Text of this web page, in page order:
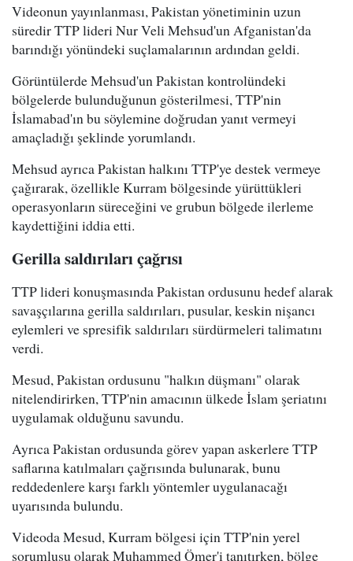
Videonun yayınlanması, Pakistan yönetiminin uzun
süredir TTP lideri Nur Veli Mehsud'un Afganistan'da
barındığı yönündeki suçlamalarının ardından geldi.
Görüntülerde Mehsud'un Pakistan kontrolündeki
bölgelerde bulunduğunun gösterilmesi, TTP'nin
İslamabad'ın bu söylemine doğrudan yanıt vermeyi
amaçladığı şeklinde yorumlandı.
Mehsud ayrıca Pakistan halkını TTP'ye destek vermeye
çağırarak, özellikle Kurram bölgesinde yürüttükleri
operasyonların süreceğini ve grubun bölgede ilerleme
kaydettiğini iddia etti.
Gerilla saldırıları çağrısı
TTP lideri konuşmasında Pakistan ordusunu hedef alarak
savaşçılarına gerilla saldırıları, pusular, keskin nişancı
eylemleri ve spresifik saldırıları sürdürmeleri talimatını
verdi.
Mesud, Pakistan ordusunu "halkın düşmanı" olarak
nitelendirirken, TTP'nin amacının ülkede İslam şeriatını
uygulamak olduğunu savundu.
Ayrıca Pakistan ordusunda görev yapan askerlere TTP
saflarına katılmaları çağrısında bulunarak, bunu
reddedenlere karşı farklı yöntemler uygulanacağı
uyarısında bulundu.
Videoda Mesud, Kurram bölgesi için TTP'nin yerel
sorumlusu olarak Muhammed Ömer'i tanıtırken, bölge